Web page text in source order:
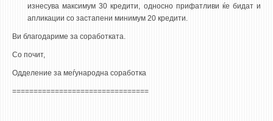
изнесува максимум 30 кредити, односно прифатливи ќе бидат и
апликации со застапени минимум 20 кредити.
Ви благодариме за соработката.
Со почит,
Одделение за меѓународна соработка
================================